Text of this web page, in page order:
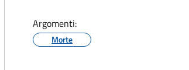
Argomenti:
Morte